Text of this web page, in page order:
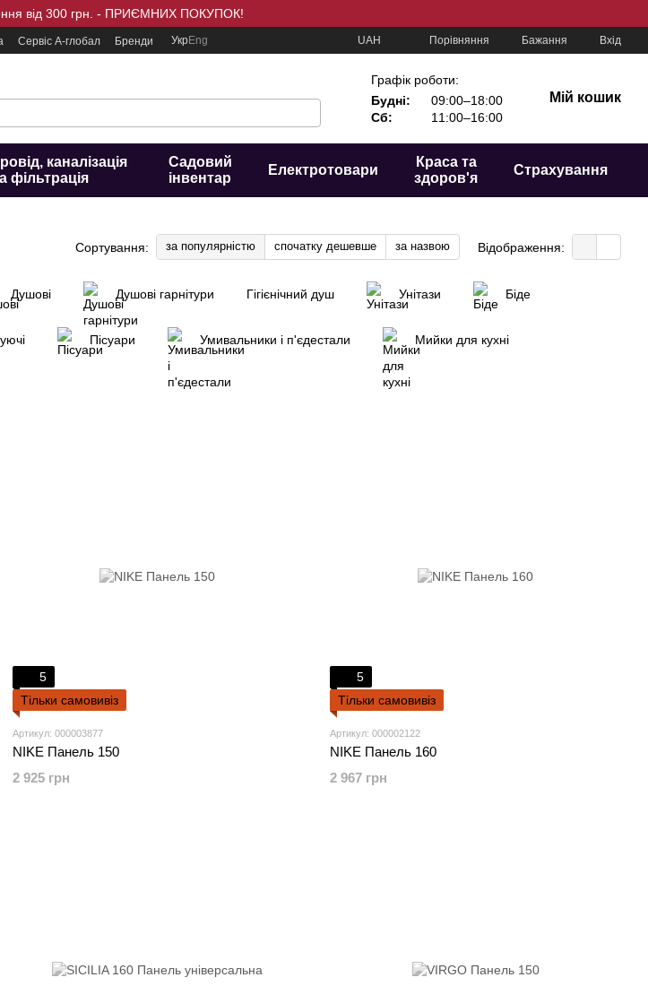
від 300 грн. - ПРИЄМНИХ ПОКУПОК!
Сервіс А-глобал Бренди УкрEng UAH Порівняння Бажання Вхід
Графік роботи:
Будні:
09:00–18:00
Сб:
11:00–16:00
Мій кошик
каналізація
фільтрація
Садовий
інвентар
Електротовари
Краса та
здоров'я
Страхування
Сортування: за популярністю спочатку дешевше за назвою Відображення:
Душові Душові гарнітури Гігієнічний душ Унітази Біде
Пісуари Умивальники і п'єдестали Мийки для кухні
5
Тільки самовивіз
Артикул: 000003877
NIKE Панель 150
2 925 грн
5
Тільки самовивіз
Артикул: 000002122
NIKE Панель 160
2 967 грн